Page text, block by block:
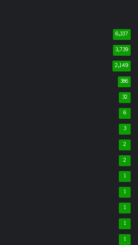
6,337
3,739
2,149
386
32
6
3
2
2
1
1
1
1
1